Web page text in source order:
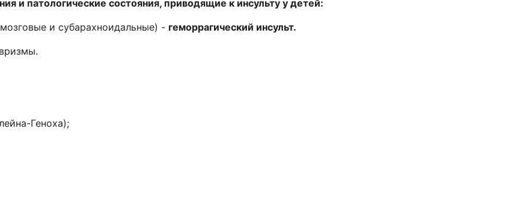
и патологические состояния, приводящие к инсульту у детей:
и субарахноидальные) - геморрагический инсульт.
Геноха);